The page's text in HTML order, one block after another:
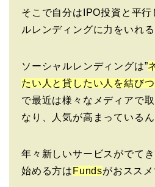
そこで自分はIPO投資と平
ルレンディングに力をいれ
ソーシャルレンディングは”
たい人と貸したい人を結び
で最近は様々なメディアで
なり、人気が高まっている
年々新しいサービスがでて
始める方は Fundsがおススメ